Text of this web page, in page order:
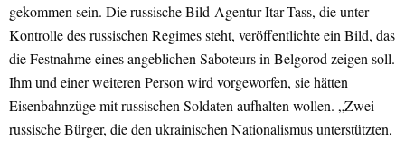
gekommen sein. Die russische Bild-Agentur Itar-Tass, die unter
Kontrolle des russischen Regimes steht, veröffentlichte ein Bild, das
die Festnahme eines angeblichen Saboteurs in Belgorod zeigen soll.
Ihm und einer weiteren Person wird vorgeworfen, sie hätten
Eisenbahnzüge mit russischen Soldaten aufhalten wollen. „Zwei
russische Bürger, die den ukrainischen Nationalismus unterstützten,